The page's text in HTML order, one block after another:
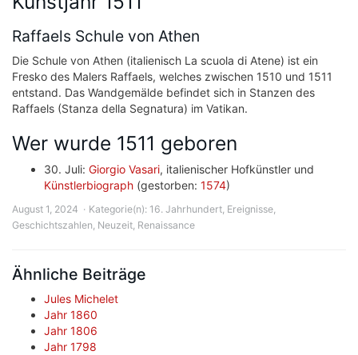
Raffaels Schule von Athen
Die Schule von Athen (italienisch La scuola di Atene) ist ein
Fresko des Malers Raffaels, welches zwischen 1510 und 1511
entstand. Das Wandgemälde befindet sich in Stanzen des
Raffaels (Stanza della Segnatura) im Vatikan.
Wer wurde 1511 geboren
30. Juli: Giorgio Vasari, italienischer Hofkünstler und
Künstlerbiograph (gestorben: 1574)
August 1, 2024 Kategorie(n): 16. Jahrhundert, Ereignisse,
Geschichtszahlen, Neuzeit, Renaissance
Ähnliche Beiträge
Jules Michelet
Jahr 1860
Jahr 1806
Jahr 1798